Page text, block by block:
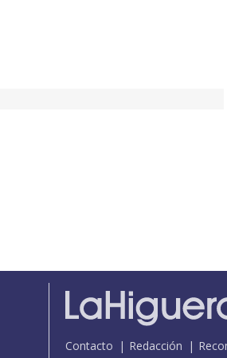
Contacto Redacción